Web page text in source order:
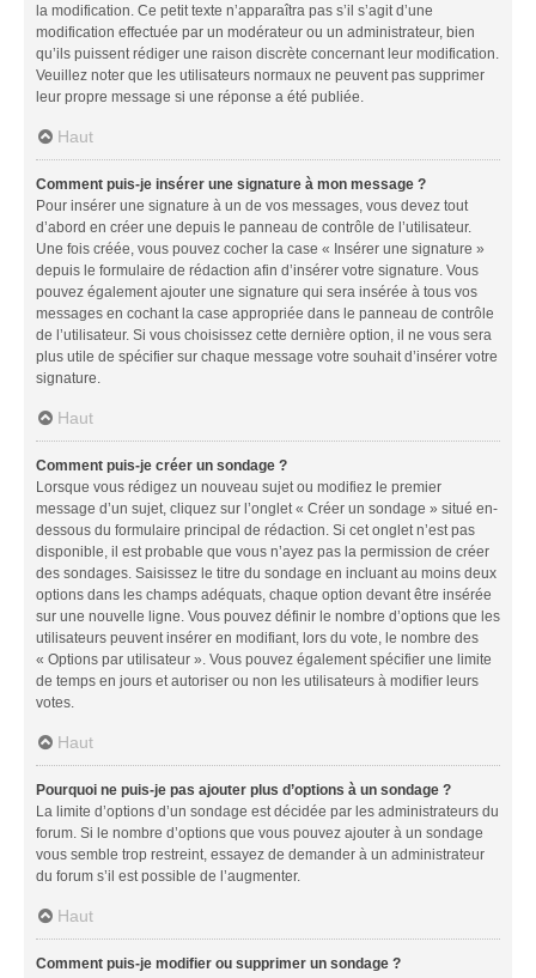
la modification. Ce petit texte n’apparaîtra pas s’il s’agit d’une
modification effectuée par un modérateur ou un administrateur, bien
qu’ils puissent rédiger une raison discrète concernant leur modification.
Veuillez noter que les utilisateurs normaux ne peuvent pas supprimer
leur propre message si une réponse a été publiée.
Haut
Comment puis-je insérer une signature à mon message ?
Pour insérer une signature à un de vos messages, vous devez tout
d’abord en créer une depuis le panneau de contrôle de l’utilisateur.
Une fois créée, vous pouvez cocher la case « Insérer une signature »
depuis le formulaire de rédaction afin d’insérer votre signature. Vous
pouvez également ajouter une signature qui sera insérée à tous vos
messages en cochant la case appropriée dans le panneau de contrôle
de l’utilisateur. Si vous choisissez cette dernière option, il ne vous sera
plus utile de spécifier sur chaque message votre souhait d’insérer votre
signature.
Haut
Comment puis-je créer un sondage ?
Lorsque vous rédigez un nouveau sujet ou modifiez le premier
message d’un sujet, cliquez sur l’onglet « Créer un sondage » situé en-
dessous du formulaire principal de rédaction. Si cet onglet n’est pas
disponible, il est probable que vous n’ayez pas la permission de créer
des sondages. Saisissez le titre du sondage en incluant au moins deux
options dans les champs adéquats, chaque option devant être insérée
sur une nouvelle ligne. Vous pouvez définir le nombre d’options que les
utilisateurs peuvent insérer en modifiant, lors du vote, le nombre des
« Options par utilisateur ». Vous pouvez également spécifier une limite
de temps en jours et autoriser ou non les utilisateurs à modifier leurs
votes.
Haut
Pourquoi ne puis-je pas ajouter plus d’options à un sondage ?
La limite d’options d’un sondage est décidée par les administrateurs du
forum. Si le nombre d’options que vous pouvez ajouter à un sondage
vous semble trop restreint, essayez de demander à un administrateur
du forum s’il est possible de l’augmenter.
Haut
Comment puis-je modifier ou supprimer un sondage ?